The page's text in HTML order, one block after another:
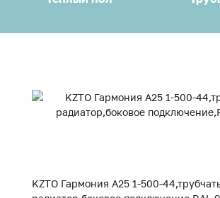
KZTO Гармония А25 1-500-